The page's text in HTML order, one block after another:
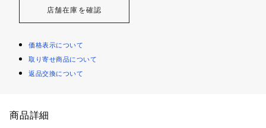
店舗在庫を確認
価格表示について
取り寄せ商品について
返品交換について
商品詳細